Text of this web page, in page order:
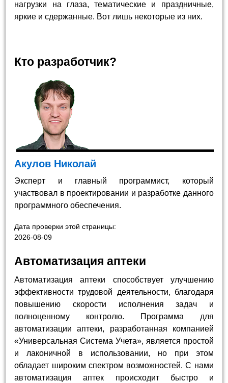
нагрузки на глаза, тематические и праздничные,
яркие и сдержанные. Вот лишь некоторые из них.
Кто разработчик?
Акулов Николай
Эксперт и главный программист, который
участвовал в проектировании и разработке данного
программного обеспечения.
Дата проверки этой страницы:
2026-08-09
Автоматизация аптеки
Автоматизация аптеки способствует улучшению
эффективности трудовой деятельности, благодаря
повышению скорости исполнения задач и
полноценному контролю. Программа для
автоматизации аптеки, разработанная компанией
«Универсальная Система Учета», является простой
и лаконичной в использовании, но при этом
обладает широким спектром возможностей. С нами
автоматизация аптек происходит быстро и